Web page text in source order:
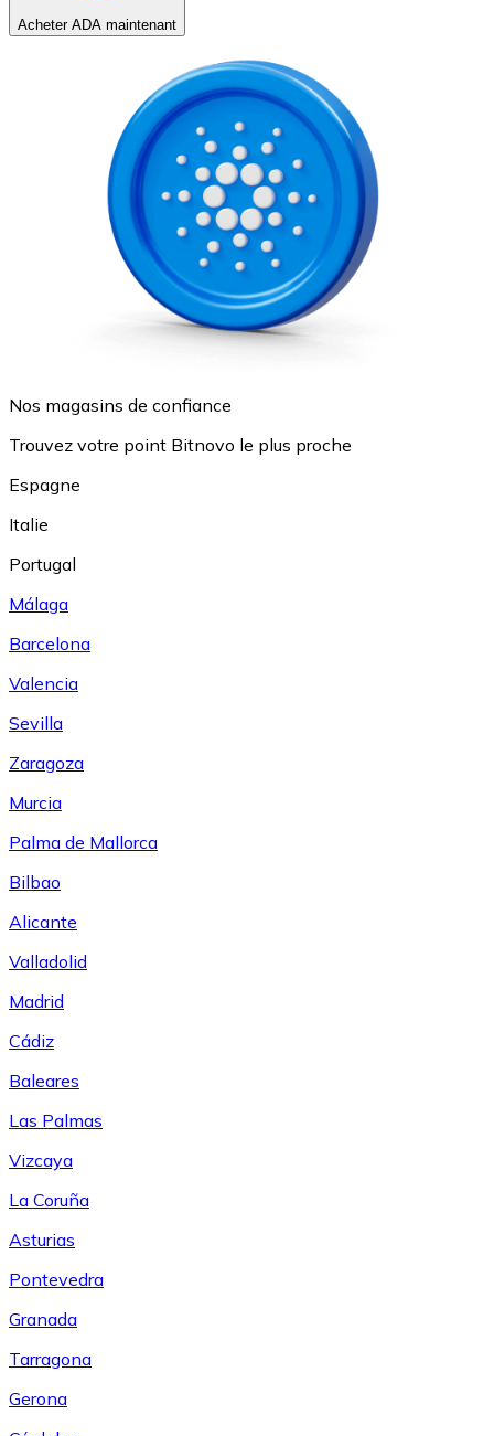
Acheter ADA maintenant
Nos magasins de confiance
Trouvez votre point Bitnovo le plus proche
Espagne
Italie
Portugal
Málaga
Barcelona
Valencia
Sevilla
Zaragoza
Murcia
Palma de Mallorca
Bilbao
Alicante
Valladolid
Madrid
Cádiz
Baleares
Las Palmas
Vizcaya
La Coruña
Asturias
Pontevedra
Granada
Tarragona
Gerona